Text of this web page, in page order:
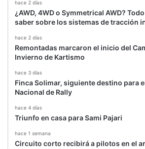
hace 2 días
¿AWD, 4WD o Symmetrical AWD?
saber sobre los sistemas de tracción
hace 2 días
Remontadas marcaron el inicio del
Invierno de Kartismo
hace 3 días
Finca Solimar, siguiente destino para
Nacional de Rally
hace 4 días
Triunfo en casa para Sami Pajari
hace 1 semana
Circuito corto recibirá a pilotos en el